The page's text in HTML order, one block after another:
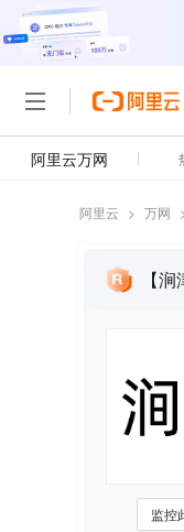
阿里云 > 万网 >
【
监控